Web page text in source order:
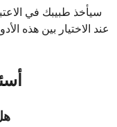
سيأخذ طبيبك في
عند الاختيار بين هذه